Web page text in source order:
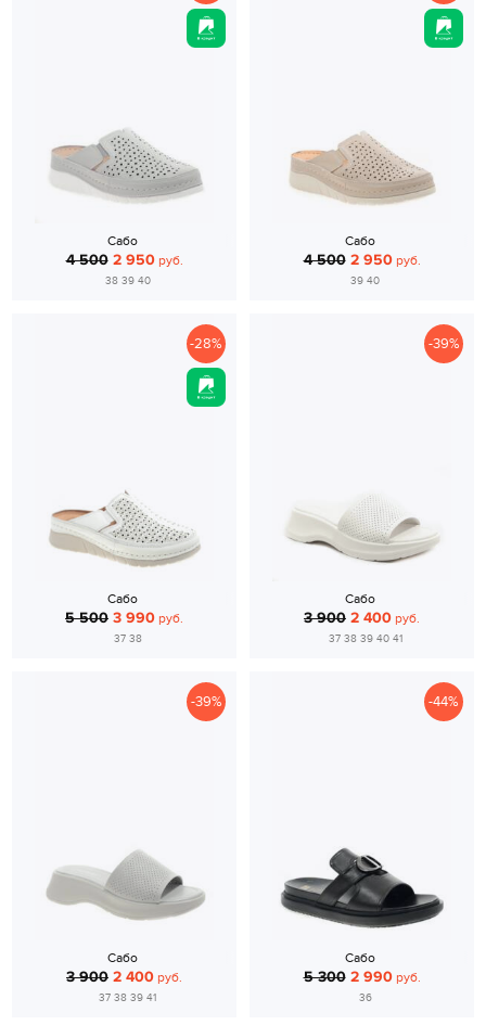
Сабо
4 500 2 950руб.
38 39 40
Сабо
4 500 2 950руб.
39 40
-28%
Сабо
5 500 3 990 руб.
37 38
-39%
Сабо
3 900 2 400 руб.
37 38 39 40 41
-39%
Сабо
3 900 2 400 руб.
37 38 39 41
-44%
Сабо
5 300 2 990руб.
36